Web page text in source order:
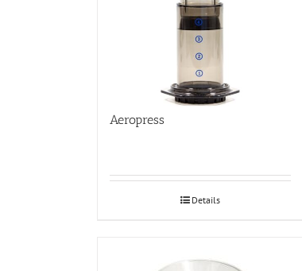
Aeropress
Details